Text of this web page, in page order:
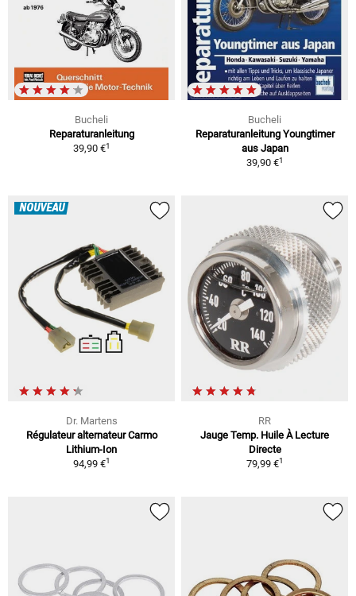
Bucheli
Reparaturanleitung
39,90 €1
Bucheli
Reparaturanleitung Youngtimer
aus Japan
39,90 €1
NOUVEAU
Dr. Martens
Régulateur alternateur Carmo
Lithium-Ion
94,99 €1
RR
Jauge Temp. Huile À Lecture
Directe
79,99 €1